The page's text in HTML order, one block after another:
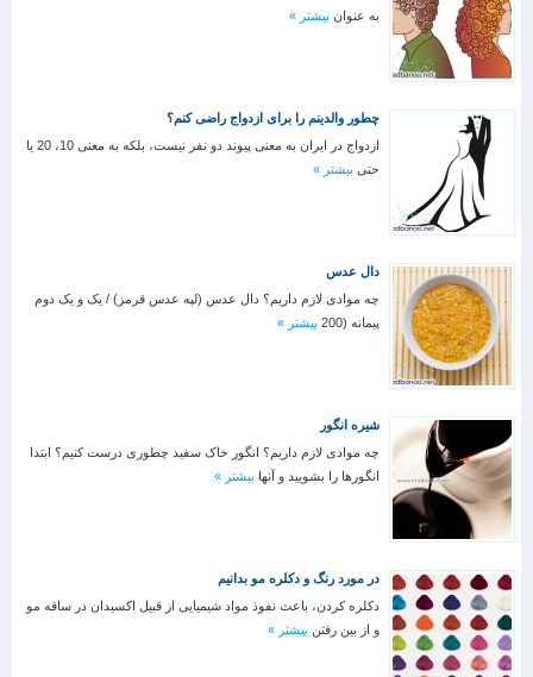
به عنوان بیشتر »
چطور والدینم را برای ازدواج راضی کنم؟
ازدواج در ایران به معنی پیوند دو نفر نیست، بلکه به معنی 10، 20 یا
حتی بیشتر »
دال عدس
چه موادی لازم داریم؟ دال عدس (لپه عدس قرمز) / یک و یک دوم
پیمانه (200
بیشتر »
شیره انگور
چه موادی لازم داریم؟ انگور خاک سفید چطوری درست کنیم؟ ابتدا
انگورها را بشویید و آنها بیشتر »
در مورد رنگ و دکلره مو بدانیم
دکلره کردن، باعث نفوذ مواد شیمیایی از قبیل اکسیدان در ساقه مو
و از بین رفتن بیشتر »